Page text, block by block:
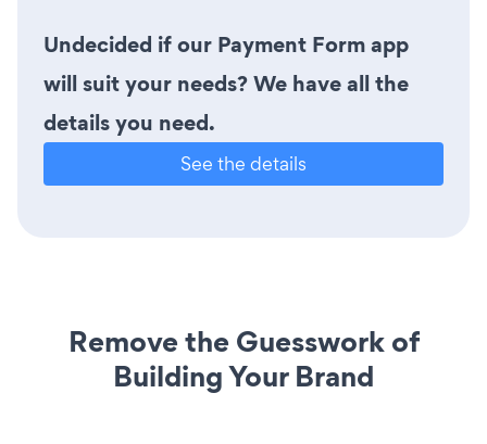
Undecided if our Payment Form app
will suit your needs? We have all the
details you need.
See the details
Remove the Guesswork of
Building Your Brand